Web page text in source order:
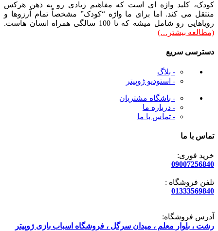
کودک، کلید واژه ای است که مفاهیم زیادی رو به ذهن هرکس
منتقل می کند. اما برای ما واژه “کودک” مشخصاً تمام آرزوها و
رویاهایی رو شامل میشه که تا 100 سالگی همراه انسان هاست.
(مطالعه بیشتر…)
دسترسی سریع
- بلاگ
- استودیو ژوپیتر
- باشگاه مشتریان
- درباره ما
- تماس با ما
تماس با ما
خرید فوری:
09007256840
تلفن فروشگاه :
01333569840
آدرس فروشگاه:
رشت ، بلوار معلم ، میدان سرگل ، فروشگاه اسباب بازی ژوپیتر